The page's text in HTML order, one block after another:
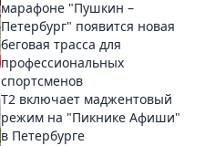
марафоне "Пушкин –
Петербург" появится новая
беговая трасса для
профессиональных
спортсменов
Т2 включает маджентовый
режим на "Пикнике Афиши"
в Петербурге